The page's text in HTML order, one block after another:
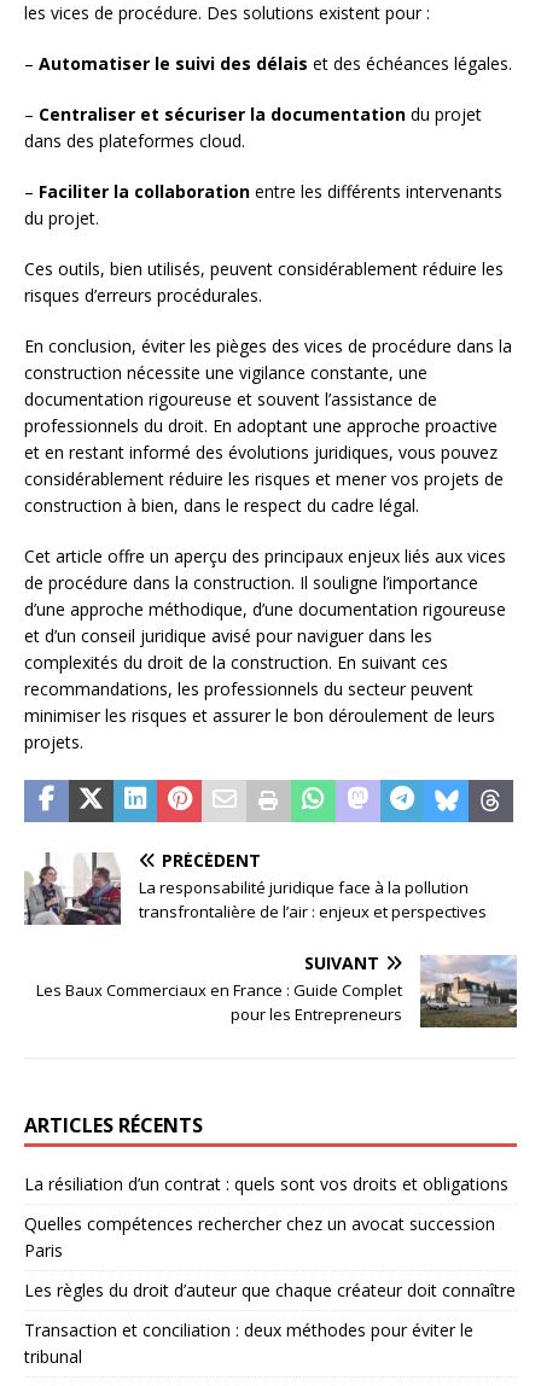
les vices de procédure. Des solutions existent pour :
– Automatiser le suivi des délais et des échéances légales.
– Centraliser et sécuriser la documentation du projet
dans des plateformes cloud.
– Faciliter la collaboration entre les différents intervenants
du projet.
Ces outils, bien utilisés, peuvent considérablement réduire les
risques d’erreurs procédurales.
En conclusion, éviter les pièges des vices de procédure dans la
construction nécessite une vigilance constante, une
documentation rigoureuse et souvent l’assistance de
professionnels du droit. En adoptant une approche proactive
et en restant informé des évolutions juridiques, vous pouvez
considérablement réduire les risques et mener vos projets de
construction à bien, dans le respect du cadre légal.
Cet article offre un aperçu des principaux enjeux liés aux vices
de procédure dans la construction. Il souligne l’importance
d’une approche méthodique, d’une documentation rigoureuse
et d’un conseil juridique avisé pour naviguer dans les
complexités du droit de la construction. En suivant ces
recommandations, les professionnels du secteur peuvent
minimiser les risques et assurer le bon déroulement de leurs
projets.
PRÉCÉDENT
La responsabilité juridique face à la pollution
transfrontalière de l’air : enjeux et perspectives
SUIVANT
Les Baux Commerciaux en France : Guide Complet
pour les Entrepreneurs
ARTICLES RÉCENTS
La résiliation d’un contrat : quels sont vos droits et obligations
Quelles compétences rechercher chez un avocat succession
Paris
Les règles du droit d’auteur que chaque créateur doit connaître
Transaction et conciliation : deux méthodes pour éviter le
tribunal